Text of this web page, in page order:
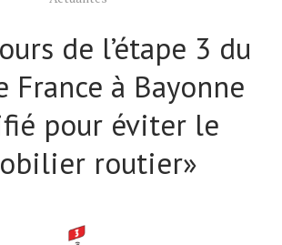
de l’étape 3 du
France à Bayonne
pour éviter le
routier»